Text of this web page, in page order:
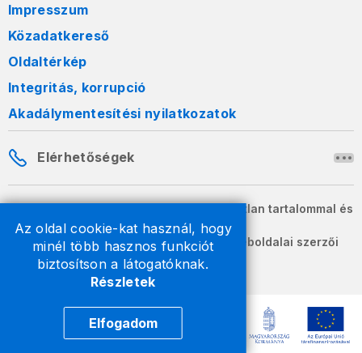
Az oldal cookie-kat használ, hogy
minél több hasznos funkciót
biztosítson a látogatóknak.
Részletek
Elfogadom
Impresszum
Közadatkereső
Oldaltérkép
Integritás, korrupció
Akadálymentesítési nyilatkozatok
Elérhetőségek
A honlapon szereplő információk változatlan tartalommal és
formában szabadon terjeszthetők.
2026 © A Nemzeti Adó- és Vámhivatal weboldalai szerzői
jogvédelem alatt állnak.